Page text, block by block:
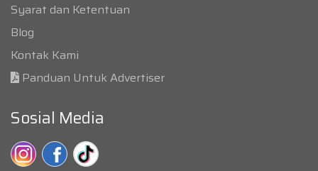
Syarat dan Ketentuan
Blog
Kontak Kami
Panduan Untuk Advertiser
Sosial Media